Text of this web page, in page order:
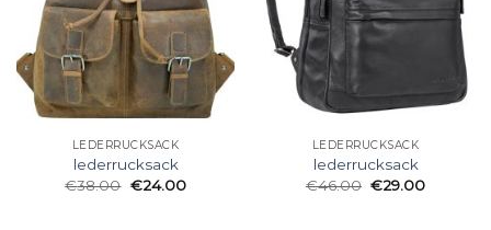
LEDERRUCKSACK
lederrucksack
€38.00 €24.00
LEDERRUCKSACK
lederrucksack
€46.00 €29.00